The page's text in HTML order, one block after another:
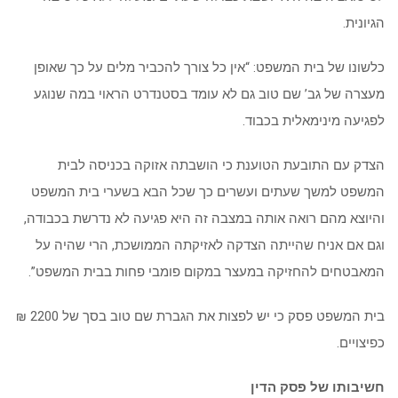
הגיונית.
כלשונו של בית המשפט: “אין כל צורך להכביר מלים על כך שאופן
מעצרה של גב’ שם טוב גם לא עומד בסטנדרט הראוי במה שנוגע
לפגיעה מינימאלית בכבוד.
הצדק עם התובעת הטוענת כי הושבתה אזוקה בכניסה לבית
המשפט למשך שעתים ועשרים כך שכל הבא בשערי בית המשפט
והיוצא מהם רואה אותה במצבה זה היא פגיעה לא נדרשת בכבודה,
וגם אם אניח שהייתה הצדקה לאזיקתה הממושכת, הרי שהיה על
המאבטחים להחזיקה במעצר במקום פומבי פחות בבית המשפט”.
בית המשפט פסק כי יש לפצות את הגברת שם טוב בסך של 2200 ₪
כפיצויים.
חשיבותו של פסק הדין